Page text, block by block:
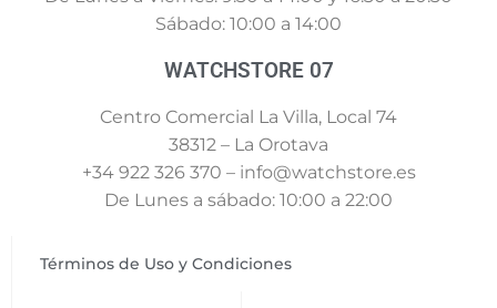
Sábado: 10:00 a 14:00
WATCHSTORE 07
Centro Comercial La Villa, Local 74
38312 – La Orotava
+34 922 326 370 – info@watchstore.es
De Lunes a sábado: 10:00 a 22:00
Términos de Uso y Condiciones